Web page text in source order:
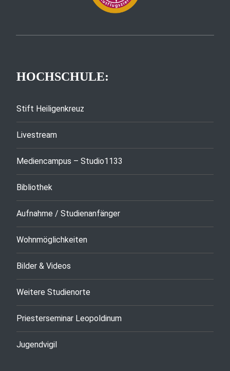
HOCHSCHULE:
Stift Heiligenkreuz
Livestream
Mediencampus – Studio1133
Bibliothek
Aufnahme / Studienanfänger
Wohnmöglichkeiten
Bilder & Videos
Weitere Studienorte
Priesterseminar Leopoldinum
Jugendvigil